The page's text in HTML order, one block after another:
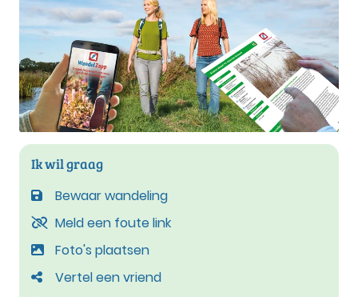
Ik wil graag
Bewaar wandeling
Meld een foute link
Foto's plaatsen
Vertel een vriend